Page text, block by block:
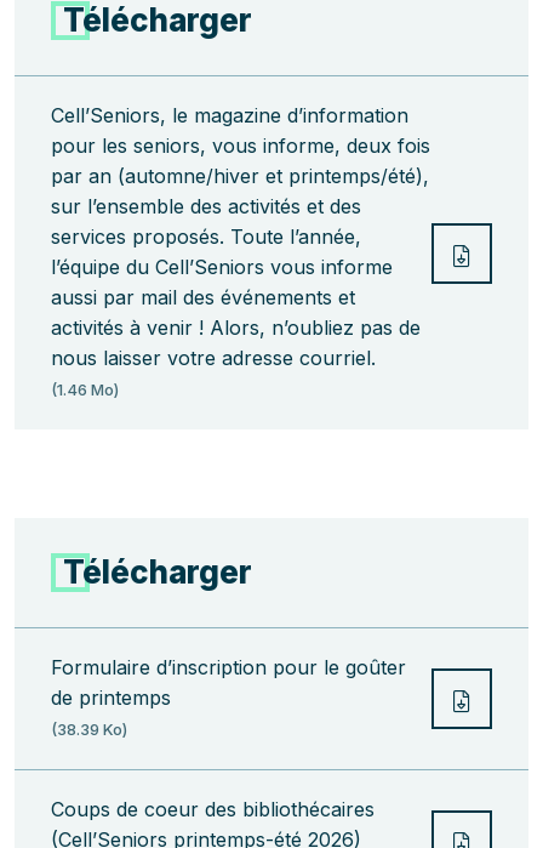
Télécharger
Cell’Seniors, le magazine d’information
pour les seniors, vous informe, deux fois
par an (automne/hiver et printemps/été),
sur l’ensemble des activités et des
services proposés. Toute l’année,
l’équipe du Cell’Seniors vous informe
aussi par mail des événements et
activités à venir ! Alors, n’oubliez pas de
nous laisser votre adresse courriel.
(1.46 Mo)
Télécharger
Formulaire d’inscription pour le goûter
de printemps
(38.39 Ko)
Coups de coeur des bibliothécaires
(Cell’Seniors printemps-été 2026)